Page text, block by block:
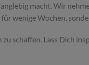
macht. Wir
wenige Wochen,
schaffen. Lass Dich